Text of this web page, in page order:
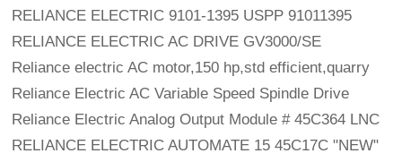
RELIANCE ELECTRIC 9101-1395 USPP 91011395
RELIANCE ELECTRIC AC DRIVE GV3000/SE
Reliance electric AC motor,150 hp,std efficient,quarry
Reliance Electric AC Variable Speed Spindle Drive
Reliance Electric Analog Output Module # 45C364 LNC
RELIANCE ELECTRIC AUTOMATE 15 45C17C "NEW"